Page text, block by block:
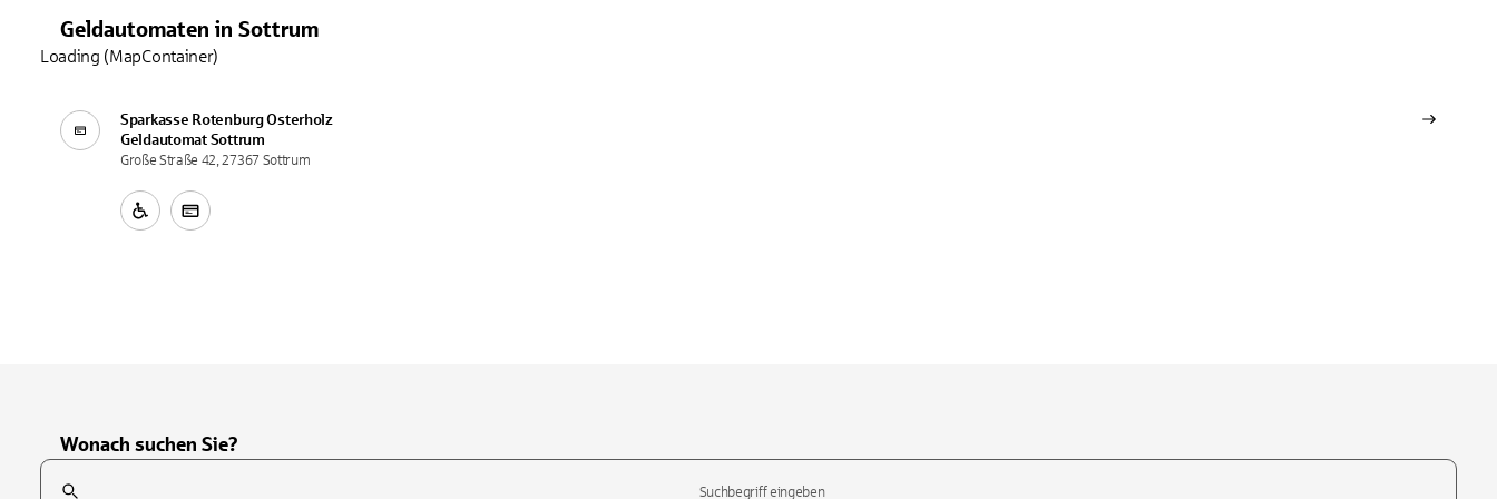
Geldautomaten in Sottrum
Sparkasse Rotenburg Osterholz
Geldautomat Sottrum
Große Straße 42, 27367 Sottrum
Loading (MapContainer)
Wonach suchen Sie?
Suchfeld